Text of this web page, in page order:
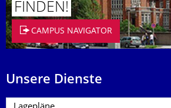
FINDEN!
CAMPUS NAVIGATOR
Unsere Dienste